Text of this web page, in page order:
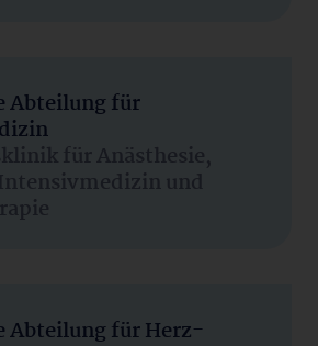
Abteilung für
für Anästhesie,
und
Abteilung für Herz-